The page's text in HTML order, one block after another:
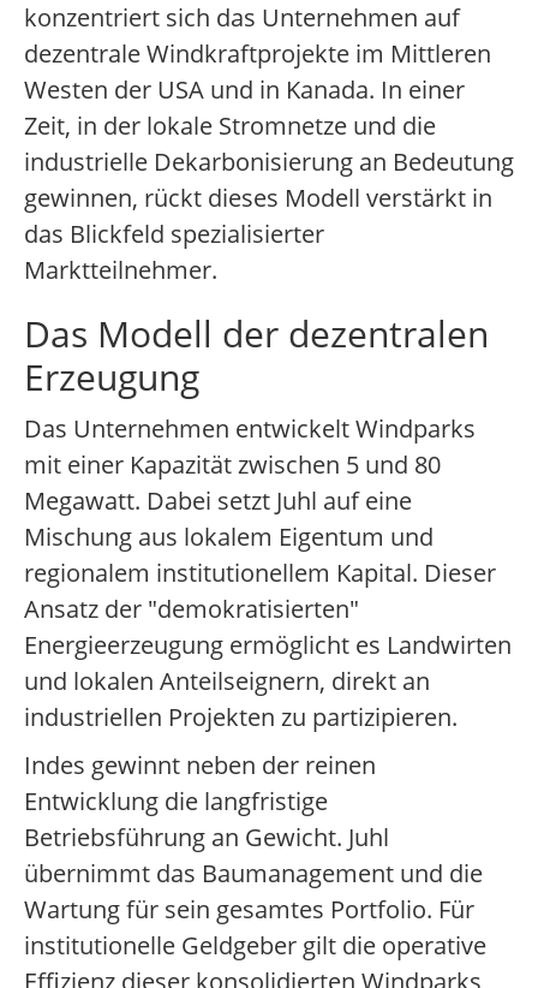
konzentriert sich das Unternehmen auf
dezentrale Windkraftprojekte im Mittleren
Westen der USA und in Kanada. In einer
Zeit, in der lokale Stromnetze und die
industrielle Dekarbonisierung an Bedeutung
gewinnen, rückt dieses Modell verstärkt in
das Blickfeld spezialisierter
Marktteilnehmer.
Das Modell der dezentralen
Erzeugung
Das Unternehmen entwickelt Windparks
mit einer Kapazität zwischen 5 und 80
Megawatt. Dabei setzt Juhl auf eine
Mischung aus lokalem Eigentum und
regionalem institutionellem Kapital. Dieser
Ansatz der "demokratisierten"
Energieerzeugung ermöglicht es Landwirten
und lokalen Anteilseignern, direkt an
industriellen Projekten zu partizipieren.
Indes gewinnt neben der reinen
Entwicklung die langfristige
Betriebsführung an Gewicht. Juhl
übernimmt das Baumanagement und die
Wartung für sein gesamtes Portfolio. Für
institutionelle Geldgeber gilt die operative